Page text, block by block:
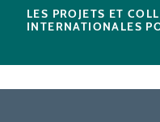
LES PROJETS ET
INTERNATIONALES